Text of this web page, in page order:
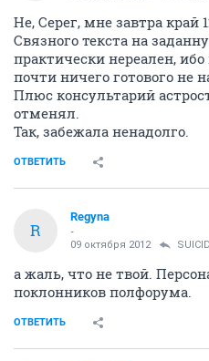
Не, Серег, мне завтра край
Связного текста на
практически нереален,
почти ничего готового не
Плюс консультарий
отменял.
Так, забежала ненадолго.
ОТВЕТИТЬ
R
Regyna
-
09 октября 2012
а жаль, что не твой.
поклонников полфорума.
ОТВЕТИТЬ